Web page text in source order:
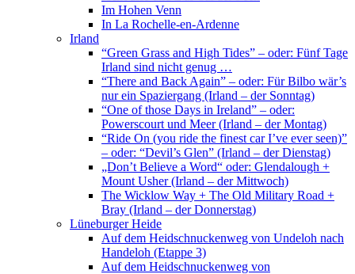
Im Hohen Venn
In La Rochelle-en-Ardenne
Irland
“Green Grass and High Tides” – oder: Fünf Tage
Irland sind nicht genug …
“There and Back Again” – oder: Für Bilbo wär’s
nur ein Spaziergang (Irland – der Sonntag)
“One of those Days in Ireland” – oder:
Powerscourt und Meer (Irland – der Montag)
“Ride On (you ride the finest car I’ve ever seen)”
– oder: “Devil’s Glen” (Irland – der Dienstag)
„Don’t Believe a Word“ oder: Glendalough +
Mount Usher (Irland – der Mittwoch)
The Wicklow Way + The Old Military Road +
Bray (Irland – der Donnerstag)
Lüneburger Heide
Auf dem Heidschnuckenweg von Undeloh nach
Handeloh (Etappe 3)
Auf dem Heidschnuckenweg von